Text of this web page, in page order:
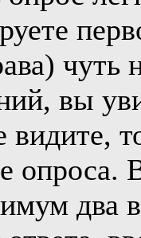
вы
видите,
опроса.
два